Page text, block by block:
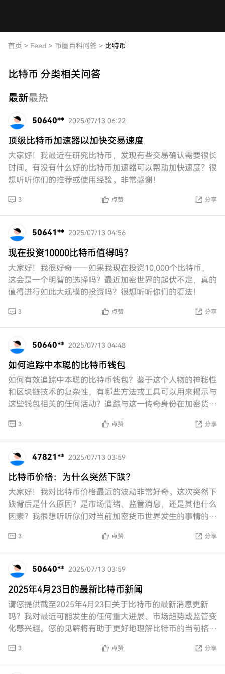
首页 > Feed > 币圈百科问答 > 比特币
比特币 分类相关问答
最新最热
50640** 2025/07/13 06:22
顶级比特币加速器以加快交易速度
大家好！我最近在研究比特币，发现有些交易确认需要很长
时间。有没有什么好的比特币加速器可以帮助加快速度？很
想听听你们的推荐或使用经验。非常感谢！
3 点赞 分享
50641** 2025/07/13 04:56
现在投资10000比特币值得吗？
大家好！我很好奇——如果我现在投资10,000个比特币，
这会是一个明智的选择吗？最近加密世界的起伏不定，真的
值得进行如此大规模的投资吗？很想听听你们的看法！
3 点赞 分享
50640** 2025/07/13 04:48
如何追踪中本聪的比特币钱包
如何有效追踪中本聪的比特币钱包？鉴于这个人物的神秘性
和区块链技术的复杂性，有哪些方法或工具可以用来揭示与
这些钱包相关的任何活动？追踪与这一传奇身份在加密货币
3 点赞 分享
47821** 2025/07/13 03:59
比特币价格：为什么突然下跌？
大家好！我对比特币价格最近的波动非常好奇。这次突然下
跌背后是什么原因？是市场情绪、监管消息，还是其他什么
因素？我很想听听你们对当前加密货币世界发生的事情的看
3 点赞 分享
50640** 2025/07/13 03:59
2025年4月23日的最新比特币新闻
请您提供截至2025年4月23日关于比特币的最新消息更新
吗？我对最近可能发生的任何重大进展、市场趋势或监管变
化感兴趣。您的见解将有助于更好地理解比特币的当前格局
3 点赞 分享